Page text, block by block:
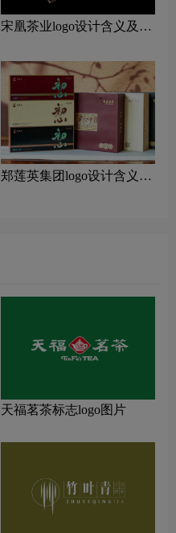
宋凰茶业logo设计含义及茶
郑莲英集团logo设计含义及
天福茗茶标志logo图片